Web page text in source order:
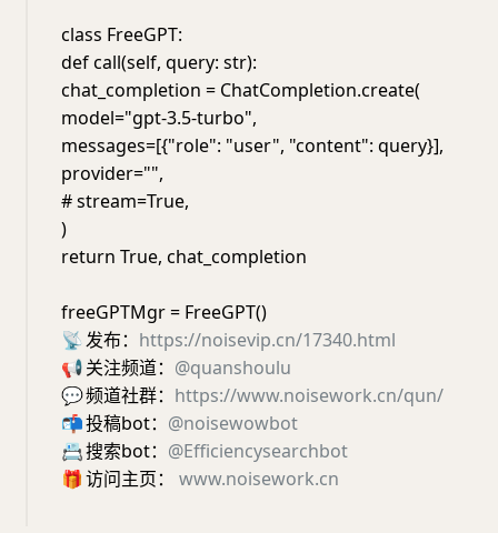
class FreeGPT:
def call(self, query: str):
chat_completion = ChatCompletion.create(
model="gpt-3.5-turbo",
messages=[{"role": "user", "content": query}],
provider="",
# stream=True,
)
return True, chat_completion
freeGPTMgr = FreeGPT()
📡发布： https://noisevip.cn/17340.html
📢关注频道： @quanshoulu
💬频道社群： https://www.noisework.cn/qun/
📬投稿bot： @noisewowbot
📇搜索bot： @Efficiencysearchbot
🎁访问主页： www.noisework.cn